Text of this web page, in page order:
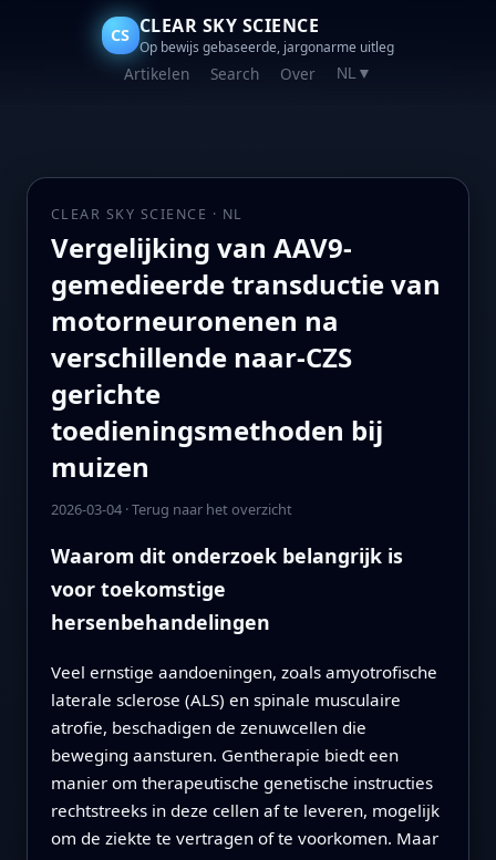
CS CLEAR SKY SCIENCE
Op bewijs gebaseerde, jargonarme uitleg
Artikelen Search Over NL ▼
CLEAR SKY SCIENCE · NL
Vergelijking van AAV9-
gemedieerde transductie van
motorneuronenen na
verschillende naar-CZS
gerichte
toedieningsmethoden bij
muizen
2026-03-04·Terug naar het overzicht
Waarom dit onderzoek belangrijk is
voor toekomstige
hersenbehandelingen
Veel ernstige aandoeningen, zoals amyotrofische
laterale sclerose (ALS) en spinale musculaire
atrofie, beschadigen de zenuwcellen die
beweging aansturen. Gentherapie biedt een
manier om therapeutische genetische instructies
rechtstreeks in deze cellen af te leveren, mogelijk
om de ziekte te vertragen of te voorkomen. Maar